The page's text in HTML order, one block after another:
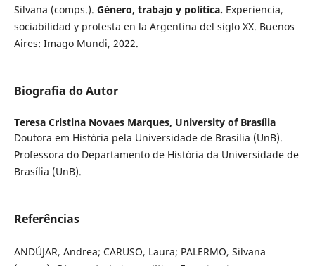
Silvana (comps.). Género, trabajo y política. Experiencia,
sociabilidad y protesta en la Argentina del siglo XX. Buenos
Aires: Imago Mundi, 2022.
Biografia do Autor
Teresa Cristina Novaes Marques, University of Brasília
Doutora em História pela Universidade de Brasília (UnB).
Professora do Departamento de História da Universidade de
Brasília (UnB).
Referências
ANDÚJAR, Andrea; CARUSO, Laura; PALERMO, Silvana